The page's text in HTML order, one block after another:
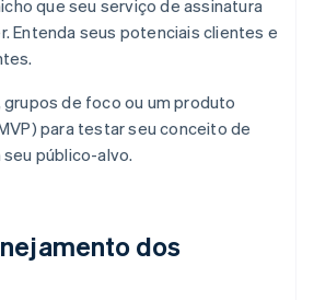
que seu serviço de assinatura
Entenda seus potenciais clientes e
grupos de foco ou um produto
para testar seu conceito de
público-alvo.
dos